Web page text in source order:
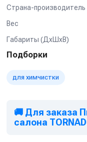
Страна-производитель
Вес
Габариты (ДхШхВ)
Подборки
для химчистки
🚚 Для заказа
салона